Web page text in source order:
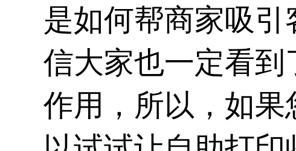
是如何帮商家吸
信大家也一定看
作用，所以，如